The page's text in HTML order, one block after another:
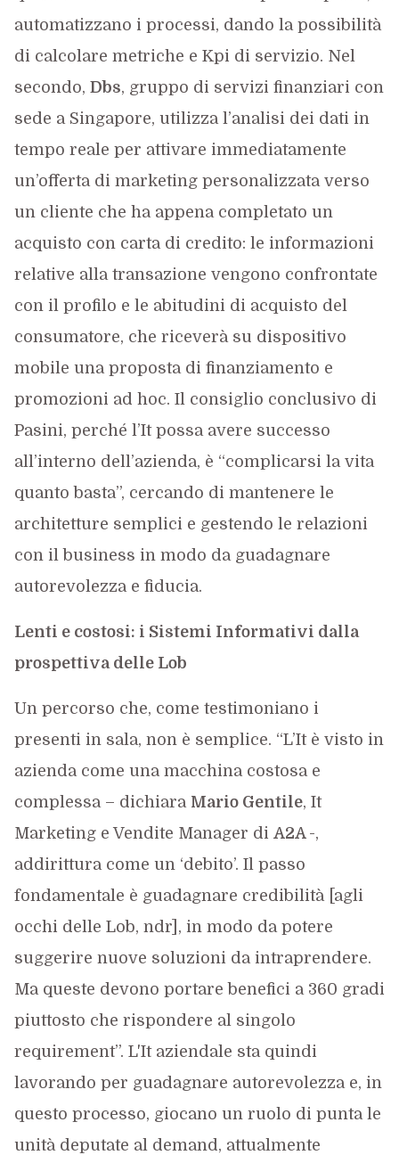
automatizzano i processi, dando la possibilità
di calcolare metriche e Kpi di servizio. Nel
secondo, Dbs, gruppo di servizi finanziari con
sede a Singapore, utilizza l’analisi dei dati in
tempo reale per attivare immediatamente
un’offerta di marketing personalizzata verso
un cliente che ha appena completato un
acquisto con carta di credito: le informazioni
relative alla transazione vengono confrontate
con il profilo e le abitudini di acquisto del
consumatore, che riceverà su dispositivo
mobile una proposta di finanziamento e
promozioni ad hoc. Il consiglio conclusivo di
Pasini, perché l’It possa avere successo
all’interno dell’azienda, è “complicarsi la vita
quanto basta”, cercando di mantenere le
architetture semplici e gestendo le relazioni
con il business in modo da guadagnare
autorevolezza e fiducia.
Lenti e costosi: i Sistemi Informativi dalla
prospettiva delle Lob
Un percorso che, come testimoniano i
presenti in sala, non è semplice. “L’It è visto in
azienda come una macchina costosa e
complessa – dichiara Mario Gentile, It
Marketing e Vendite Manager di A2A -,
addirittura come un ‘debito’. Il passo
fondamentale è guadagnare credibilità [agli
occhi delle Lob, ndr], in modo da potere
suggerire nuove soluzioni da intraprendere.
Ma queste devono portare benefici a 360 gradi
piuttosto che rispondere al singolo
requirement”. L'It aziendale sta quindi
lavorando per guadagnare autorevolezza e, in
questo processo, giocano un ruolo di punta le
unità deputate al demand, attualmente